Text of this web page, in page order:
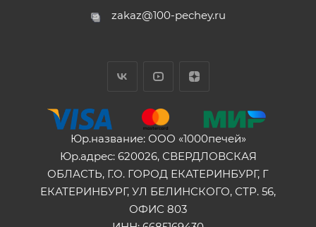
zakaz@100-pechey.ru
Юр.название: ООО «1000печей»
Юр.адрес: 620026, СВЕРДЛОВСКАЯ
ОБЛАСТЬ, Г.О. ГОРОД ЕКАТЕРИНБУРГ, Г
ЕКАТЕРИНБУРГ, УЛ БЕЛИНСКОГО, СТР. 56,
ОФИС 803